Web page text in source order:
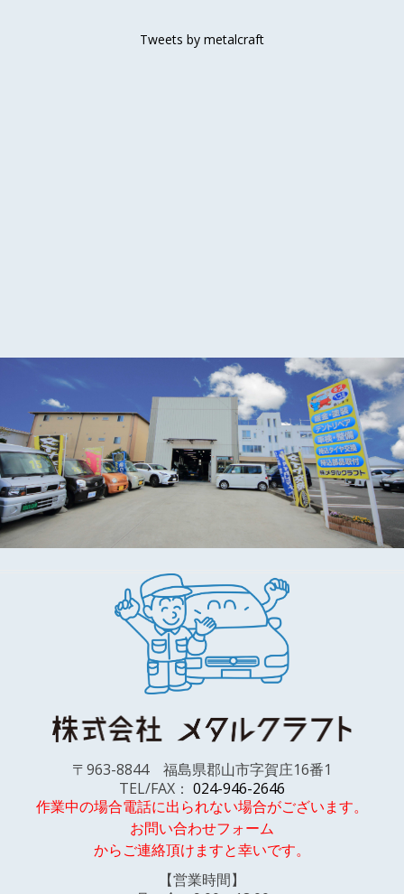
Tweets by metalcraft
〒963-8844 福島県郡山市字賀庄16番1
TEL/FAX： 024-946-2646
作業中の場合電話に出られない場合がございます。
お問い合わせフォーム
からご連絡頂けますと幸いです。
【営業時間】